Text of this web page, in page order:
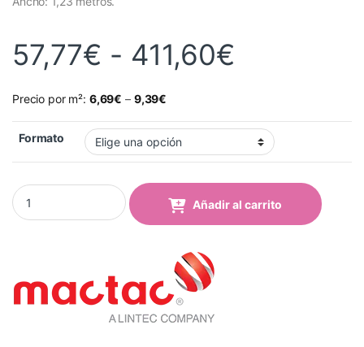
57,77€ - 411,60€
Precio por m²: 6,69€ – 9,39€
Formato
Vinilo Mactac 9859-12 Dark Red Brillo quantity
Añadir al carrito